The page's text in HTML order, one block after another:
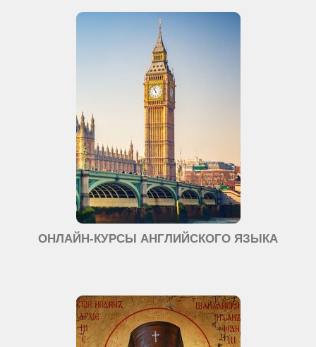
ОНЛАЙН-КУРСЫ АНГЛИЙСКОГО ЯЗЫКА